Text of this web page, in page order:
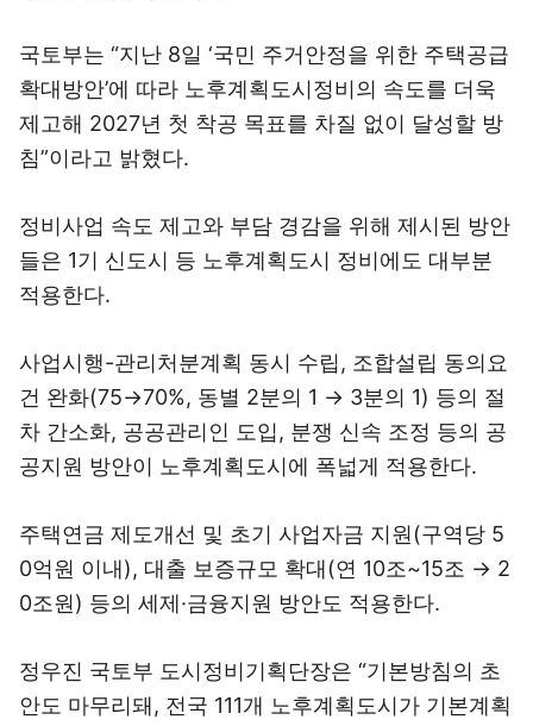
국토부는 “지난 8일 ‘국민 주거안정을 위한 주택공급
확대방안’에 따라 노후계획도시정비의 속도를 더욱
제고해 2027년 첫 착공 목표를 차질 없이 달성할 방
침”이라고 밝혔다.
정비사업 속도 제고와 부담 경감을 위해 제시된 방안
들은 1기 신도시 등 노후계획도시 정비에도 대부분
적용한다.
사업시행-관리처분계획 동시 수립, 조합설립 동의요
건 완화(75→70%, 동별 2분의 1 → 3분의 1) 등의 절
차 간소화, 공공관리인 도입, 분쟁 신속 조정 등의 공
공지원 방안이 노후계획도시에 폭넓게 적용한다.
주택연금 제도개선 및 초기 사업자금 지원(구역당 5
0억원 이내), 대출 보증규모 확대(연 10조~15조 → 2
0조원) 등의 세제·금융지원 방안도 적용한다.
정우진 국토부 도시정비기획단장은 “기본방침의 초
안도 마무리돼, 전국 111개 노후계획도시가 기본계획